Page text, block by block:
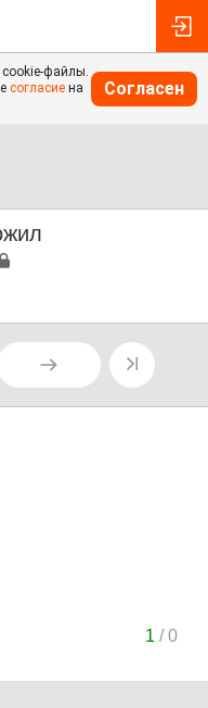
файлы.
согласие на
Согласен
1 /0